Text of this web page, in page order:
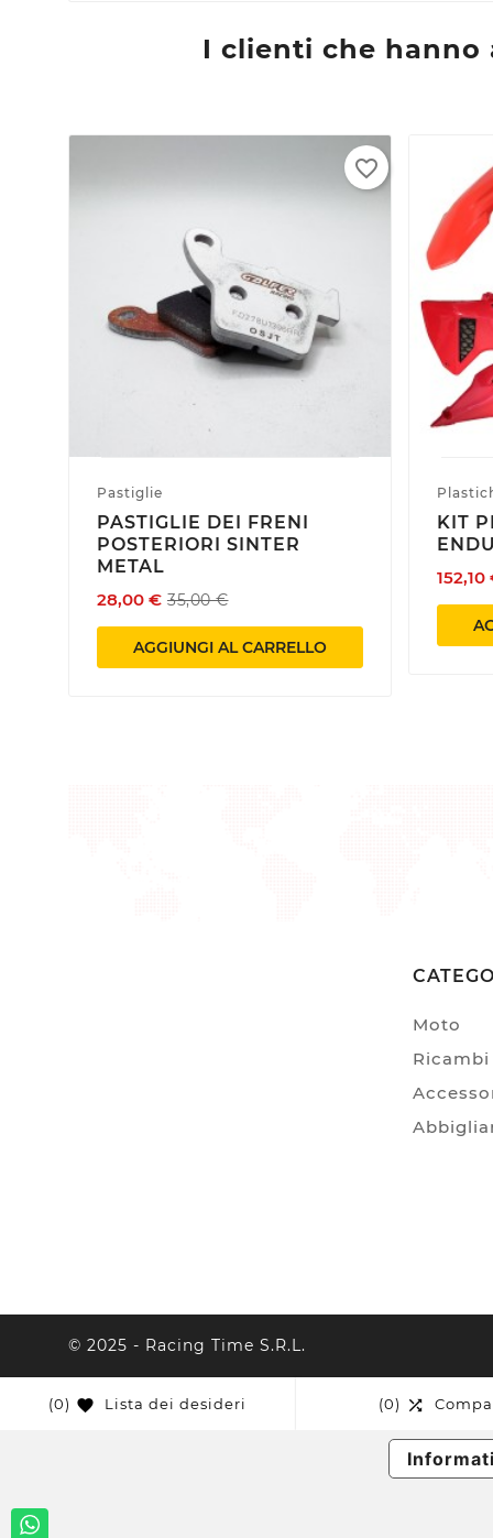
I clienti che hanno
Pastiglie
PASTIGLIE DEI FRENI
POSTERIORI SINTER
METAL
28,00 € 35,00 €
AGGIUNGI AL CARRELLO
favorite_border
KIT
152,10
Moto
Ricambi
© 2025 - Racing Time S.r.l.
(0)  Lista dei desideri (0) 